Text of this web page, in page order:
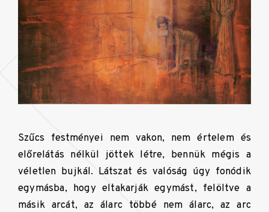
Szűcs festményei nem vakon, nem értelem és
előrelátás nélkül jöttek létre, bennük mégis a
véletlen bujkál. Látszat és valóság úgy fonódik
egymásba, hogy eltakarják egymást, felöltve a
másik arcát, az álarc többé nem álarc, az arc